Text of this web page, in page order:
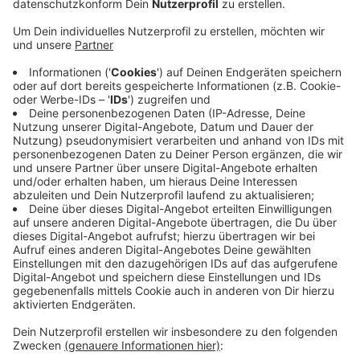
Das zeigen Daten der Wetterstation der Realschule
am Oberen Schloss. Demnach betrug die
Durchschnittstemperatur in den vergangenen drei
Monaten hier 2,6 Grad. Das waren 1,4 Grad mehr als im
30-Jahres-Durchschnitt. Niederschlag kam nicht so
viel runter. Auf den Quadratmeter fielen in diesem
Winter in Siegen knapp 231 Liter, 70 Liter weniger als
im 30-Jahres-Durchschnitt. Immerhin: An mehreren
Tagen fiel Schnee. Am meisten kam am 26. Januar
runter. Auch die Sonne ließ sich blicken. Sie zeigte
sich 172 Stunden, damit lagen wir etwas über dem
NRW-Schnitt.